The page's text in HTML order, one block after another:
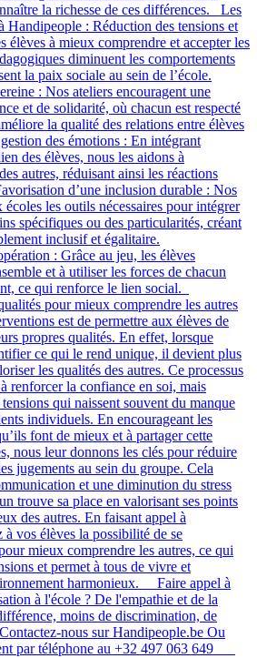
la richesse de ces différences. Les
Handipeople : Réduction des tensions et
élèves à mieux comprendre et accepter les
diminuent les comportements
la paix sociale au sein de l’école.
: Nos ateliers encouragent une
et de solidarité, où chacun est respecté
la qualité des relations entre élèves
des émotions : En intégrant
des élèves, nous les aidons à
autres, réduisant ainsi les réactions
d’une inclusion durable : Nos
les outils nécessaires pour intégrer
spécifiques ou des particularités, créant
inclusif et égalitaire.
: Grâce au jeu, les élèves
et à utiliser les forces de chacun
ce qui renforce le lien social.
pour mieux comprendre les autres
est de permettre aux élèves de
propres qualités. En effet, lorsque
ce qui le rend unique, il devient plus
les qualités des autres. Ce processus
renforcer la confiance en soi, mais
qui naissent souvent du manque
individuels. En encourageant les
font de mieux et à partager cette
nous leur donnons les clés pour réduire
jugements au sein du groupe. Cela
et une diminution du stress
trouve sa place en valorisant ses points
des autres​​. En faisant appel à
vos élèves la possibilité de se
mieux comprendre les autres, ce qui
et permet à tous de vivre et
harmonieux. Faire appel à
à l'école ? De l'empathie et de la
moins de discrimination, de
nous sur Handipeople.be Ou
par téléphone au +32 497 063 649